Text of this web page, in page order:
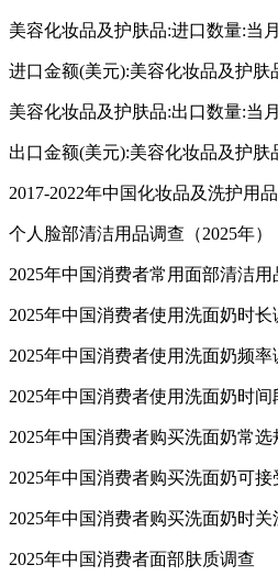
美容化妆品及护肤品:进口数量:当
进口金额(美元):美容化妆品及护肤
美容化妆品及护肤品:出口数量:当
出口金额(美元):美容化妆品及护肤
2017-2022年中国化妆品及洗护用
个人脸部清洁用品调查（2025年）
2025年中国消费者常用面部清洁用
2025年中国消费者使用洗面奶时长
2025年中国消费者使用洗面奶频率
2025年中国消费者使用洗面奶时间
2025年中国消费者购买洗面奶常选
2025年中国消费者购买洗面奶可接
2025年中国消费者购买洗面奶时
2025年中国消费者面部肤质调查